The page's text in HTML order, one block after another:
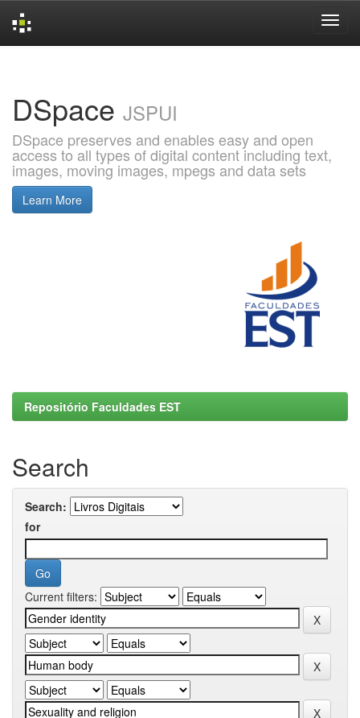
DSpace JSPUI
DSpace preserves and enables easy and open
access to all types of digital content including text,
images, moving images, mpegs and data sets
Learn More
Repositório Faculdades EST
Search
Search:
for
Current filters: